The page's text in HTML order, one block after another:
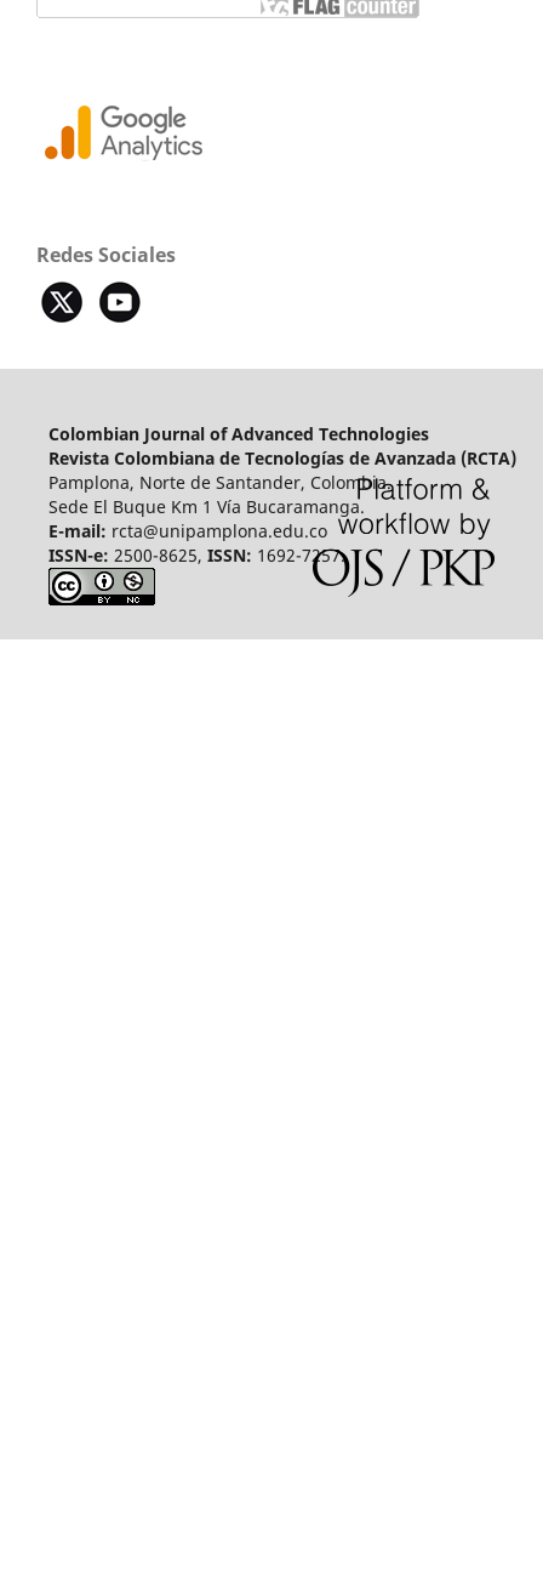
Redes Sociales
Colombian Journal of Advanced Technologies
Revista Colombiana de Tecnologías de Avanzada (RCTA)
Pamplona, Norte de Santander, Colombia.
Sede El Buque Km 1 Vía Bucaramanga.
E-mail: rcta@unipamplona.edu.co
ISSN-e: 2500-8625, ISSN: 1692-7257.